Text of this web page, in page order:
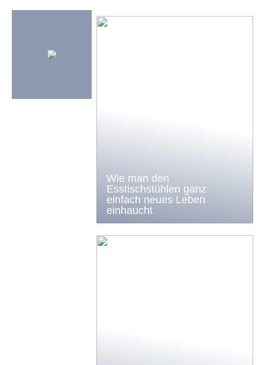
Wie man den
Esstischstühlen ganz
einfach neues Leben
einhaucht